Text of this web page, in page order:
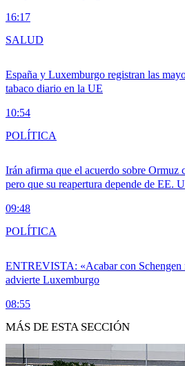
16:17
España y Luxemburgo registran las
tabaco diario en la UE
10:54
SALUD
Irán afirma que el acuerdo sobre Ormuz
pero que su reapertura depende de EE.
09:48
POLÍTICA
ENTREVISTA: «Acabar con Schengen
advierte Luxemburgo
08:55
POLÍTICA
MÁS DE ESTA SECCIÓN